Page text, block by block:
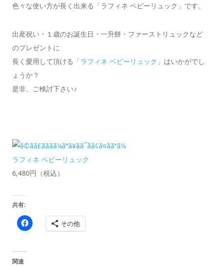
色々な使い方が長く出来る「ラフィネ ベビーリュック」です。
出産祝い・１歳のお誕生日・一升餅・ファーストリュックなど
のプレゼントに
長く愛用して頂ける「ラフィネ ベビーリュック 」はいかがでし
ょうか？
是非、ご検討下さい♪
ラフィネ ベビーリュック
6,480円（税込）
共有:
Facebook
で その他
関連